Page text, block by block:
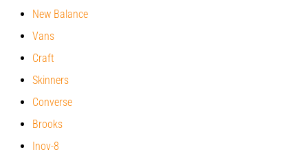
2021.03.22.
Training
hogyan
New Balance
Vans
Craft
Skinners
Converse
Brooks
Inov-8